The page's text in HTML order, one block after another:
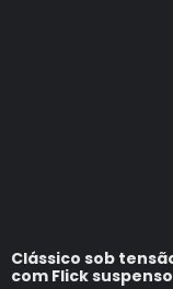
Clássico sob
com Flick